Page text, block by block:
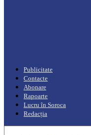
Publicitate
Contacte
Abonare
Rapoarte
Lucru în Soroca
Redacția